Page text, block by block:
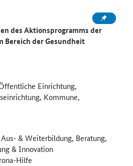
des Aktionsprogramms der
Bereich der Gesundheit
Einrichtung,
Kommune,
& Weiterbildung, Beratung,
& Innovation
Hilfe